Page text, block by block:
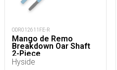
ODR012611FE-R
Mango de Remo
Breakdown Oar Shaft
2-Piece
Hyside